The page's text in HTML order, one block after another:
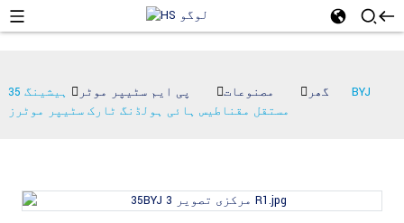
گھر مصنوعات پی ایم سٹیپر موٹر
ہیشینگ 35BYJ
مستقل مقناطیس ہائی ہولڈنگ ٹارک سٹیپر موٹرز